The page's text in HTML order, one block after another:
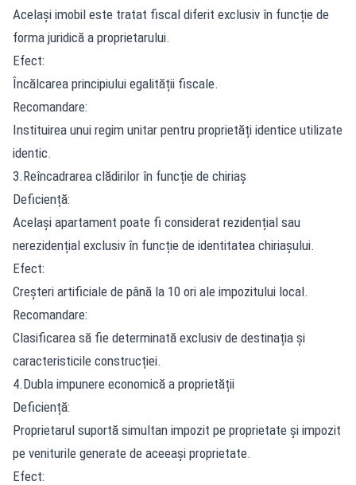
Același imobil este tratat fiscal diferit exclusiv în funcție de
forma juridică a proprietarului.
Efect:
Încălcarea principiului egalității fiscale.
Recomandare:
Instituirea unui regim unitar pentru proprietăți identice utilizate
identic.
3.Reîncadrarea clădirilor în funcție de chiriaș
Deficiență:
Același apartament poate fi considerat rezidențial sau
nerezidențial exclusiv în funcție de identitatea chiriașului.
Efect:
Creșteri artificiale de până la 10 ori ale impozitului local.
Recomandare:
Clasificarea să fie determinată exclusiv de destinația și
caracteristicile construcției.
4.Dubla impunere economică a proprietății
Deficiență:
Proprietarul suportă simultan impozit pe proprietate și impozit
pe veniturile generate de aceeași proprietate.
Efect: